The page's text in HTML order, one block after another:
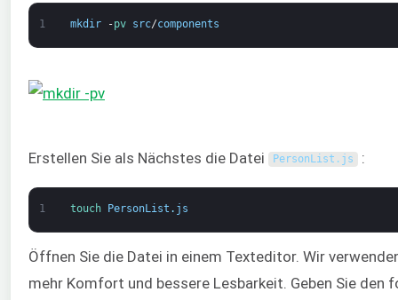
1 mkdir -pv src/components
Erstellen Sie als Nächstes die Datei PersonList . js :
1 touch PersonList . js
Öffnen Sie die Datei in einem Texteditor. Wir
mehr Komfort und bessere Lesbarkeit. Geben Sie den